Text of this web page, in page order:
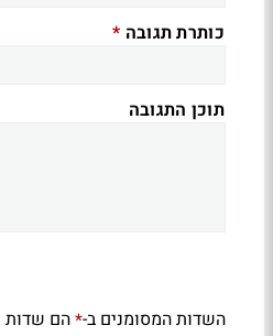
כותרת תגובה *
תוכן התגובה
השדות המסומנים ב-*הם שדות